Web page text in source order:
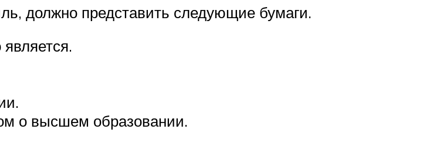
должно представить следующие бумаги.
о высшем образовании.